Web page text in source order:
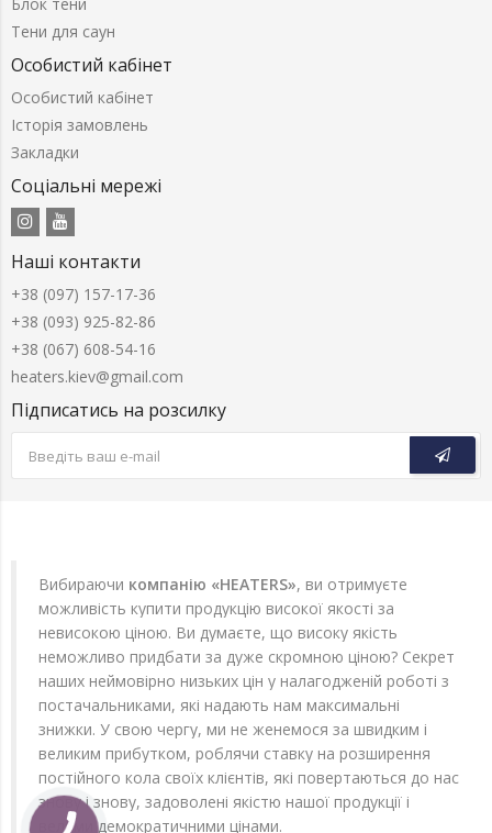
Тени для саун
Особистий кабінет
Особистий кабінет
Історія замовлень
Закладки
Соціальні мережі
Наші контакти
+38 (097) 157-17-36
+38 (093) 925-82-86
+38 (067) 608-54-16
heaters.kiev@gmail.com
Підписатись на розсилку
Вибираючи компанію «HEATERS», ви отримуєте
можливість купити продукцію високої якості за
невисокою ціною. Ви думаєте, що високу якість
неможливо придбати за дуже скромною ціною? Секрет
наших неймовірно низьких цін у налагодженій роботі з
постачальниками, які надають нам максимальні
знижки. У свою чергу, ми не женемося за швидким і
великим прибутком, роблячи ставку на розширення
постійного кола своїх клієнтів, які повертаються до нас
знову і знову, задоволені якістю нашої продукції і
вельми демократичними цінами.